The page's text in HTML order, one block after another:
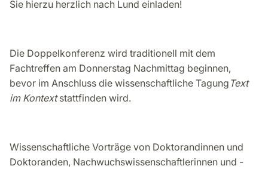
Sie hierzu herzlich nach Lund einladen!
Die Doppelkonferenz wird traditionell mit dem
Fachtreffen am Donnerstag Nachmittag beginnen,
bevor im Anschluss die wissenschaftliche Tagung Text
im Kontextstattfinden wird.
Wissenschaftliche Vorträge von Doktorandinnen und
Doktoranden, Nachwuchswissenschaftlerinnen und -